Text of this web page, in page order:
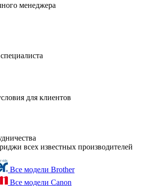
менеджера
для клиентов
всех известных производителей
Все модели Brother
Все модели Canon